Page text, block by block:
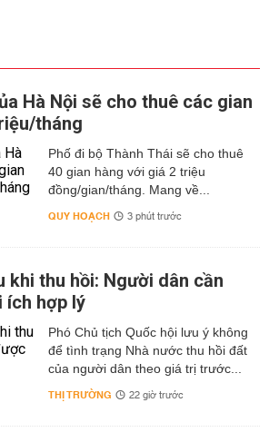
Hà Nội sẽ cho thuê các gian
tháng
Phố đi bộ Thành Thái sẽ cho thuê
40 gian hàng với giá 2 triệu
đồng/gian/tháng. Mang về...
QUY HOẠCH 3 phút trước
khi thu hồi: Người dân cần
ích hợp lý
Phó Chủ tịch Quốc hội lưu ý không
để tình trạng Nhà nước thu hồi đất
của người dân theo giá trị trước...
THỊ TRƯỜNG 22 giờ trước